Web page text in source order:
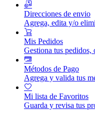
Direcciones de envio
Agrega, edita y/o
Mis Pedidos
Gestiona tus pedidos,
Métodos de Pago
Agrega y valida tus
Mi lista de Favoritos
Guarda y revisa tus